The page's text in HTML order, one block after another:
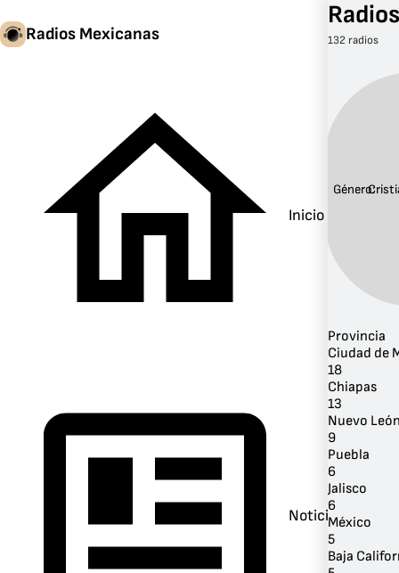
Radios Mexicanas
Inicio
Noticias
132 radios
Género:
Provincia
Ciudad de
18
Chiapas
13
Nuevo
9
Puebla
6
Jalisco
6
México
5
Baja